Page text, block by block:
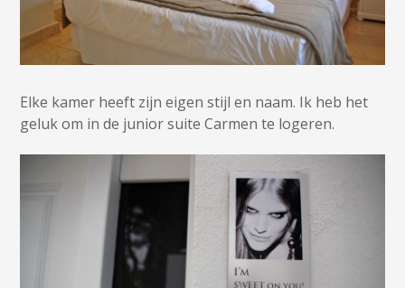
Elke kamer heeft zijn eigen stijl en naam. Ik heb het
geluk om in de junior suite Carmen te logeren.